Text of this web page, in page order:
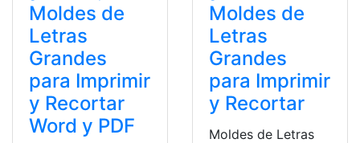
Moldes de
Letras
Grandes
para Imprimir
y Recortar
Word y PDF
Moldes de
Letras
Grandes
para Imprimir
y Recortar
Moldes de Letras